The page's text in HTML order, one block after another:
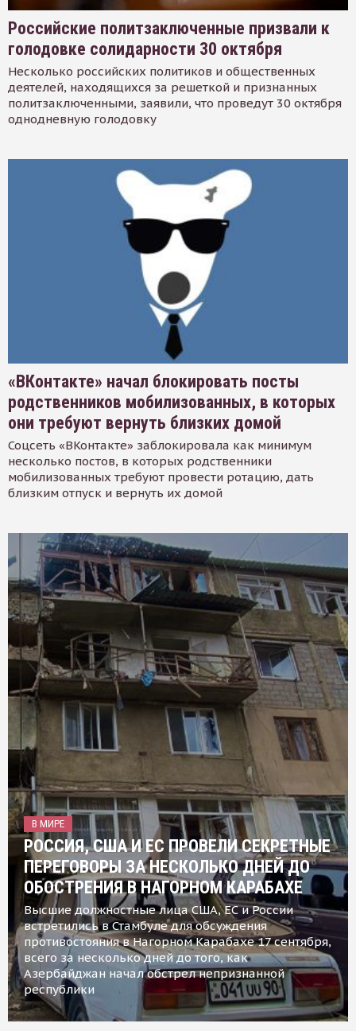
Российские политзаключенные призвали к
голодовке солидарности 30 октября
Несколько российских политиков и общественных
деятелей, находящихся за решеткой и признанных
политзаключенными, заявили, что проведут 30 октября
однодневную голодовку
«ВКонтакте» начал блокировать посты
родственников мобилизованных, в которых
они требуют вернуть близких домой
Соцсеть «ВКонтакте» заблокировала как минимум
несколько постов, в которых родственники
мобилизованных требуют провести ротацию, дать
близким отпуск и вернуть их домой
В МИРЕ
РОССИЯ, США И ЕС ПРОВЕЛИ СЕКРЕТНЫЕ
ПЕРЕГОВОРЫ ЗА НЕСКОЛЬКО ДНЕЙ ДО
ОБОСТРЕНИЯ В НАГОРНОМ КАРАБАХЕ
Высшие должностные лица США, ЕС и России
встретились в Стамбуле для обсуждения
противостояния в Нагорном Карабахе 17 сентября,
всего за несколько дней до того, как
Азербайджан начал обстрел непризнанной
республики